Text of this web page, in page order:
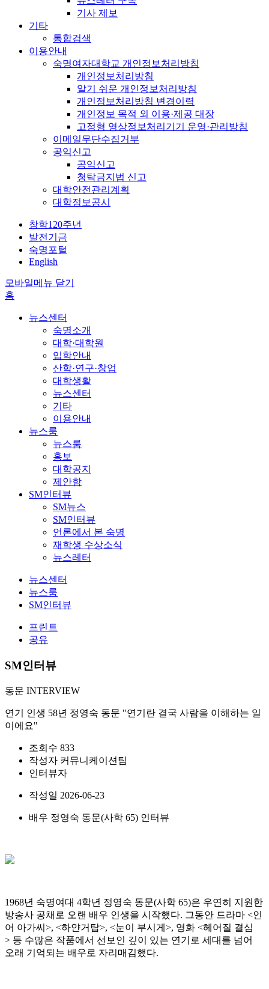
기사 제보
기타
통합검색
이용안내
숙명여자대학교 개인정보처리방침
개인정보처리방침
알기 쉬운 개인정보처리방침
개인정보처리방침 변경이력
개인정보 목적 외 이용·제공 대장
고정형 영상정보처리기기 운영·관리방침
이메일무단수집거부
공익신고
공익신고
청탁금지법 신고
대학안전관리계획
대학정보공시
창학120주년
발전기금
숙명포털
English
모바일메뉴 닫기
홈
뉴스센터
숙명소개
대학·대학원
입학안내
산학·연구·창업
대학생활
뉴스센터
기타
이용안내
뉴스룸
뉴스룸
홍보
대학공지
제안함
SM인터뷰
SM뉴스
SM인터뷰
언론에서 본 숙명
재학생 수상소식
뉴스레터
뉴스센터
뉴스룸
SM인터뷰
프린트
공유
SM인터뷰
동문 INTERVIEW
연기 인생 58년 정영숙 동문 "연기란 결국 사람을 이해하는 일
이에요"
조회수 833
작성자 커뮤니케이션팀
인터뷰자
작성일 2026-06-23
배우 정영숙 동문(사학 65) 인터뷰
1968년 숙명여대 4학년 정영숙 동문(사학 65)은 우연히 지원한
방송사 공채로 오랜 배우 인생을 시작했다. 그동안 드라마 <인
어 아가씨>, <하얀거탑>, <눈이 부시게>, 영화 <헤어질 결심
> 등 수많은 작품에서 선보인 깊이 있는 연기로 세대를 넘어
오래 기억되는 배우로 자리매김했다.